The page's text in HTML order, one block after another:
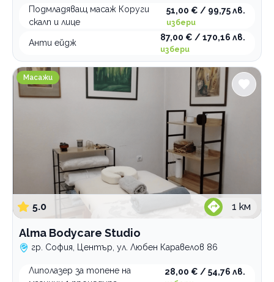
Подмладяващ масаж Коруги
скалп и лице
51,00 € / 99,75 лв.
избери
Анти ейдж
87,00 € / 170,16 лв.
избери
Alma Bodycare Studio
Масажи
5.0 1 км
Alma Bodycare Studio
гр. София, Център, ул. Любен Каравелов 86
Липолазер за топене на
28,00 € / 54,76 лв.